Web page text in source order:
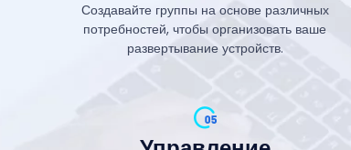
Создавайте группы на основе различных
потребностей, чтобы организовать ваше
развертывание устройств.